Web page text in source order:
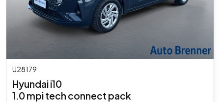
U28179
Hyundai i10
1.0 mpi tech connect pack